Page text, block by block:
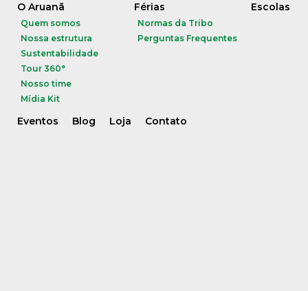
O Aruanã
Quem somos
Nossa estrutura
Sustentabilidade
Tour 360°
Nosso time
Mídia Kit
Férias
Normas da Tribo
Perguntas Frequentes
Escolas
Eventos Blog Loja Contato